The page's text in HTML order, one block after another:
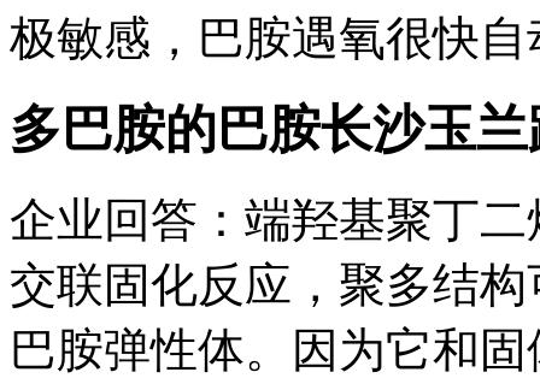
极敏感，巴胺遇氧很快
多巴胺的巴胺长沙玉
企业回答：端羟基聚丁
交联固化反应，聚多结
巴胺弹性体。因为它和